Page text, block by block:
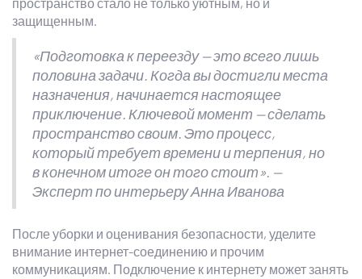
защищенным.
«Подготовка к переезду — это всего лишь
половина задачи. Когда вы достигли места
назначения, начинается настоящее
приключение. Ключевой момент — сделать
пространство своим. Это процесс,
который требует времени и терпения, но
в конечном итоге он того стоит». —
Эксперт по интерьеру Анна Иванова
После уборки и оценивания безопасности, уделите
внимание интернет-соединению и прочим
коммуникациям. Подключение к интернету может занять